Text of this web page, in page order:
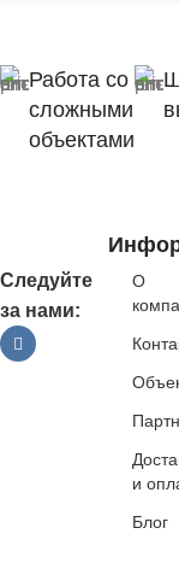
Работа со
сложными
объектами
Следуйте
за нами:
О
и
Блог